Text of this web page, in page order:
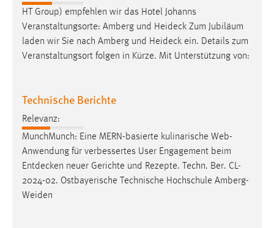
HT Group) empfehlen wir das Hotel Johanns
Veranstaltungsorte: Amberg und Heideck Zum Jubiläum
laden wir Sie nach Amberg und Heideck ein. Details zum
Veranstaltungsort folgen in Kürze. Mit Unterstützung von:
Technische Berichte
Relevanz:
MunchMunch: Eine MERN-basierte kulinarische Web-
Anwendung für verbessertes User Engagement beim
Entdecken neuer Gerichte und Rezepte. Techn. Ber. CL-
2024-02. Ostbayerische Technische Hochschule Amberg-
Weiden
staticfilecache
Zweck:
Für performante Seitenauslieferung wird in diesem Cookie
gespeichert, ob man eingeloggt ist.
Name:
site-language-preference
Zweck:
Das Cookie speichert die gewählte Sprache der Website.
Cookie Laufzeit:
30 Tage